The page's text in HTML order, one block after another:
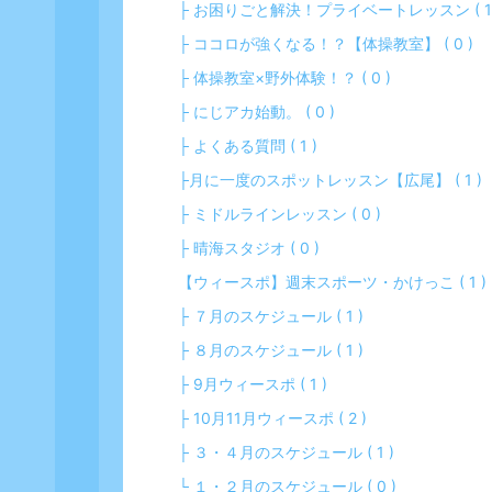
├ お困りごと解決！プライベートレッスン (
├ ココロが強くなる！？【体操教室】 ( 0 )
├ 体操教室×野外体験！？ ( 0 )
├ にじアカ始動。 ( 0 )
├ よくある質問 ( 1 )
├月に一度のスポットレッスン【広尾】 ( 1 )
├ ミドルラインレッスン ( 0 )
├ 晴海スタジオ ( 0 )
【ウィースポ】週末スポーツ・かけっこ ( 1 )
├ ７月のスケジュール ( 1 )
├ ８月のスケジュール ( 1 )
├ 9月ウィースポ ( 1 )
├ 10月11月ウィースポ ( 2 )
├ ３・４月のスケジュール ( 1 )
└ １・２月のスケジュール ( 0 )